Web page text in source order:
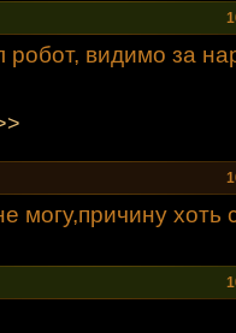
робот, видимо за
могу,причину хоть